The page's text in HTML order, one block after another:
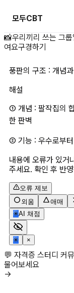
모두CBT
풍판의 구
📸우리끼리 쓰는 그
여요구경하기
풍판의 구조 : 개념
해설
① 개념 : 팔작집의
한 판벽
② 기능 : 우수로부터
내용에 오류가 있거
주세요. 확인 후 반
오류 제보
외움
애매
✳AI 채점
✳ ×
💬 자격증 스터디 커
물어보세요
→